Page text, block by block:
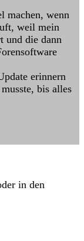
machen, wenn
weil mein
und die dann
erinnern
bis alles
in den